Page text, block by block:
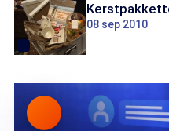
08 sep 2010